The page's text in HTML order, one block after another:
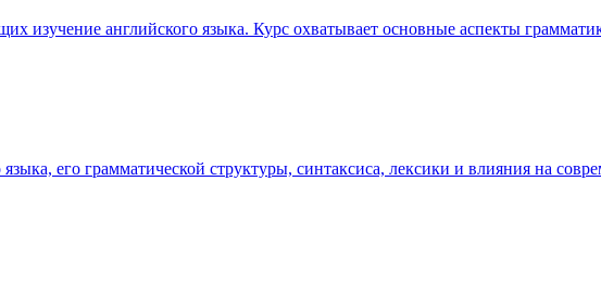
изучение английского языка. Курс охватывает основные аспекты
его грамматической структуры, синтаксиса, лексики и влияния на